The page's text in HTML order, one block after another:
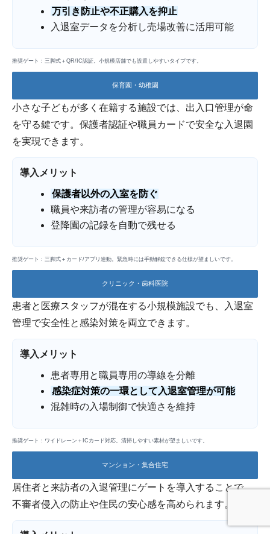
万引き防止や不正購入を抑止
入退室データを分析し売場改善に活用可能
推奨ゲート：三脚式＋QR/IC認証。小規模店舗でも設置しやすいタイプです。
保育園・幼稚園
小さな子どもが多く在籍する施設では、出入口管理が命
を守る鍵です。保護者認証や職員カードで安全な入退園
を実現できます。
導入メリット
保護者以外の入室を防ぐ
職員や来訪者の管理が容易になる
登降園の記録を自動で残せる
推奨ゲート：三脚式＋カード/アプリ連動。緊急時には手動解錠できる仕様が望ましいです。
クリニック・歯科医院
患者と医療スタッフが混在する小規模施設でも、入退室
管理で安全性と感染対策を両立できます。
導入メリット
患者専用と職員専用の導線を分離
感染症対策の一環として入退室管理が可能
混雑時の入場制御で快適さを維持
推奨ゲート：ワイドレーン＋ICカード対応。清掃しやすい素材が望ましいです。
マンション・集合住宅
居住者と来訪者の入退管理にゲートを導入することで、
不審者侵入の防止や住民の安心感を高められます。